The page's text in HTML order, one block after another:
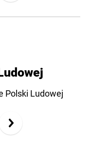
Polski Ludowej